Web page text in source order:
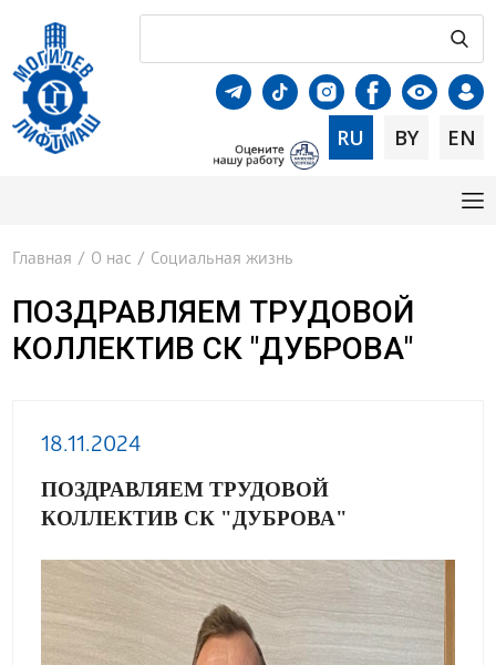
RU BY EN
Главная / О нас / Социальная жизнь
ПОЗДРАВЛЯЕМ ТРУДОВОЙ
КОЛЛЕКТИВ СК "ДУБРОВА"
18.11.2024
ПОЗДРАВЛЯЕМ ТРУДОВОЙ
КОЛЛЕКТИВ СК "ДУБРОВА"